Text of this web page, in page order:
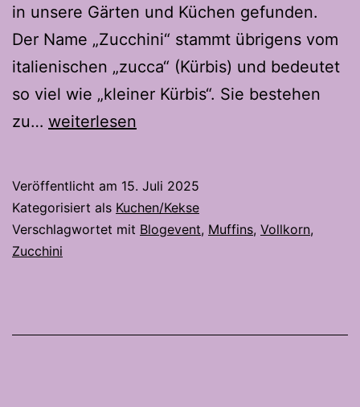
in unsere Gärten und Küchen gefunden.
Der Name „Zucchini“ stammt übrigens vom
italienischen „zucca“ (Kürbis) und bedeutet
so viel wie „kleiner Kürbis“. Sie bestehen
zu… Vollkorn
Mit
Schoggi
Stückli
mehr
weiterlesen
Veröffentlicht am 15. Juli 2025
Kategorisiert als Kuchen/Kekse
Verschlagwortet mit Blogevent, Muffins, Vollkorn,
Zucchini